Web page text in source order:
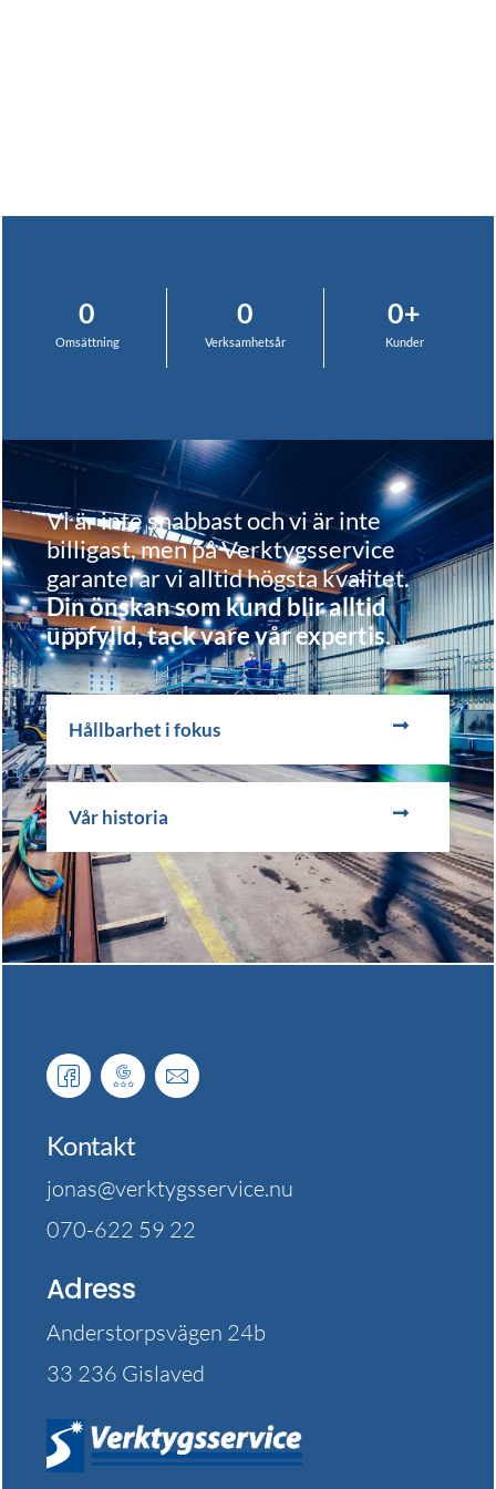
Omsättning
0
Verksamhetsår
0
Kunder
0+
Vi är inte snabbast och vi är inte
billigast, men på Verktygsservice
garanterar vi alltid högsta kvalitet.
Din önskan som kund blir alltid
uppfylld, tack vare vår expertis.
Hållbarhet i fokus
Vår historia
Kontakt
jonas@verktygsservice.nu
070-622 59 22
Adress
Anderstorpsvägen 24b
33 236 Gislaved